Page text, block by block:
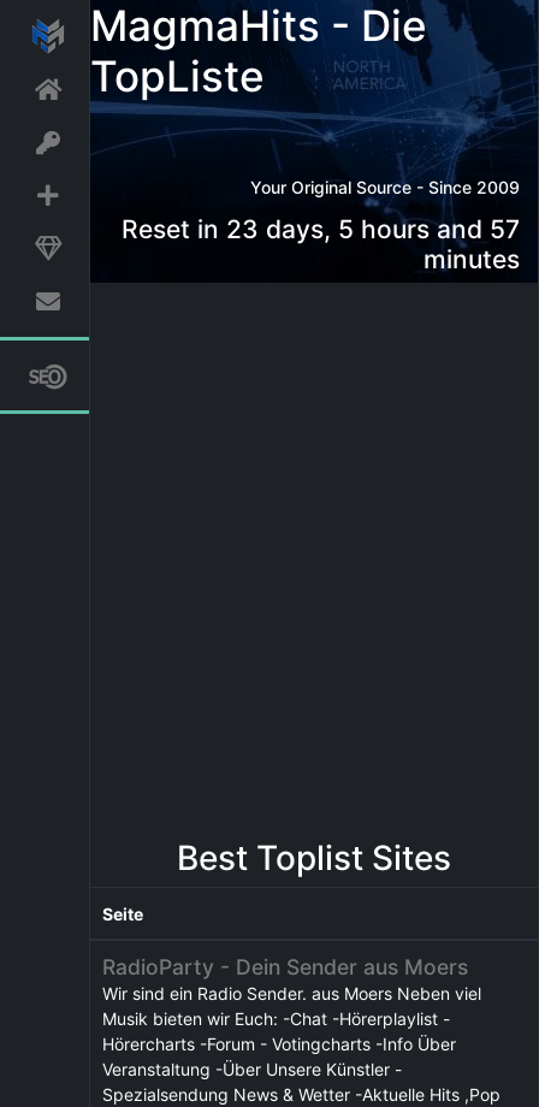
MagmaHits - Die
TopListe
Your Original Source - Since 2009
Reset in 23 days, 5 hours and 57
minutes
Best Toplist Sites
Seite
RadioParty - Dein Sender aus Moers
Wir sind ein Radio Sender. aus Moers Neben viel
Musik bieten wir Euch: -Chat -Hörerplaylist -
Hörercharts -Forum - Votingcharts -Info Über
Veranstaltung -Über Unsere Künstler -
Spezialsendung News & Wetter -Aktuelle Hits ,Pop